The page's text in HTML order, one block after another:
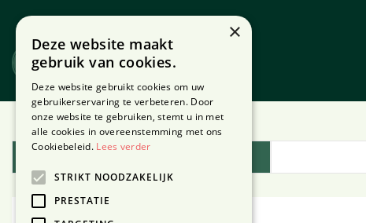
naar
content
Home Plantengids
Website Webshop
×
Deze website maakt
gebruik van cookies.
Deze website gebruikt cookies om uw
gebruikerservaring te verbeteren. Door
onze website te gebruiken, stemt u in met
alle cookies in overeenstemming met ons
Cookiebeleid. Lees verder
STRIKT NOODZAKELIJK
PRESTATIE